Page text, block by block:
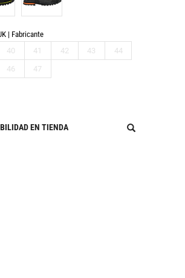
Fabricante
40 41 42 43
44
46 47
EN TIENDA